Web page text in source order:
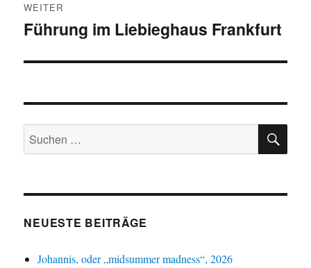
WEITER
Nächster
Führung im Liebieghaus Frankfurt
Suchen
nach:
NEUESTE BEITRÄGE
Johannis, oder „midsummer madness“, 2026